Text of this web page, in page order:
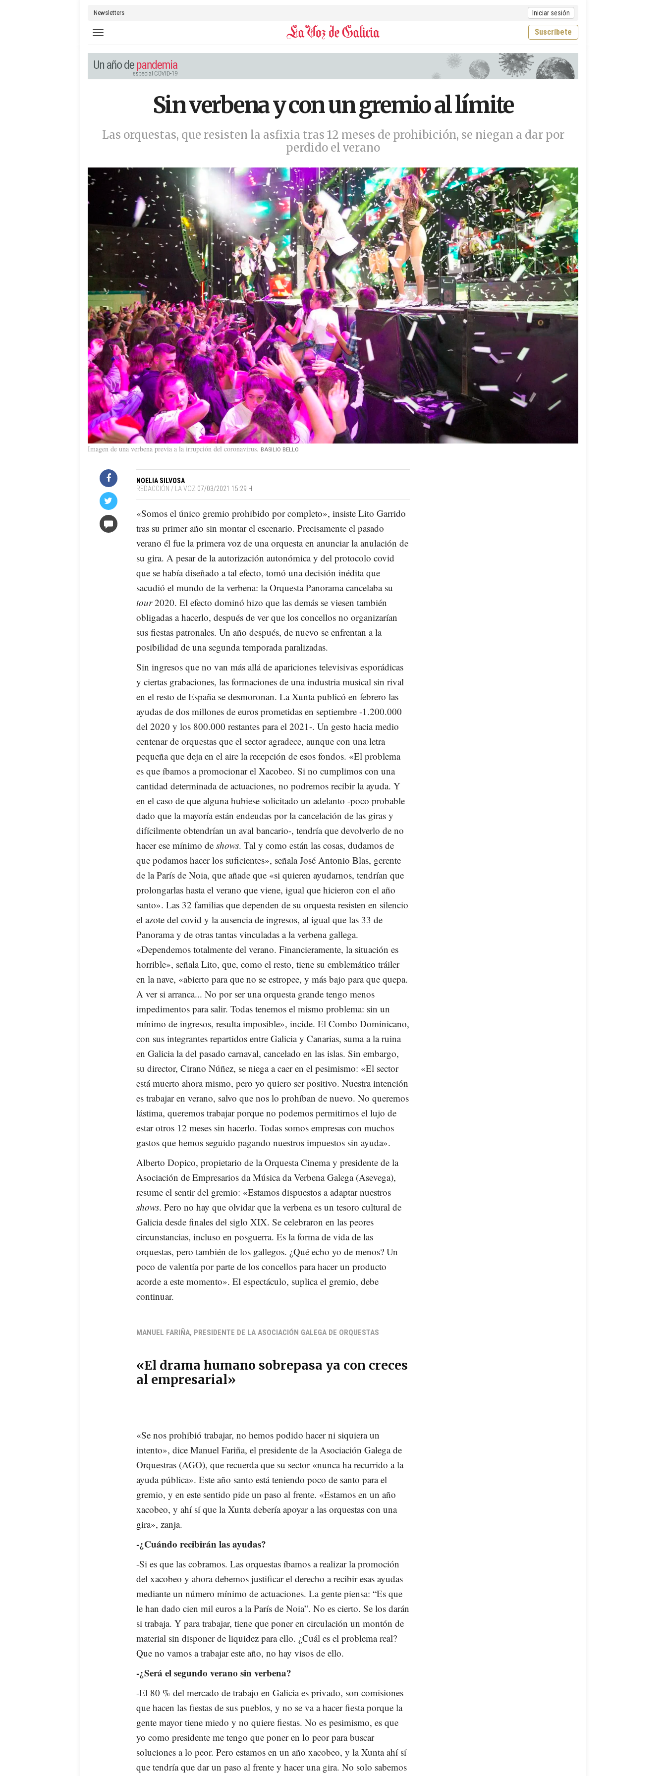
Newsletters Iniciar sesión
Toggle navigation Suscríbete
Sin verbena y con un gremio al límite
Las orquestas, que resisten la asfixia tras 12 meses de prohibición, se niegan a dar por
perdido el verano
Imagen de una verbena previa a la irrupción del coronavirus BASILIO BELLO
NOELIA SILVOSA
REDACCIÓN / LA VOZ 07/03/2021 15:29 H
«Somos el único gremio prohibido por completo», insiste Lito Garrido
tras su primer año sin montar el escenario. Precisamente el pasado
verano él fue la primera voz de una orquesta en anunciar la anulación de
su gira. A pesar de la autorización autonómica y del protocolo covid
que se había diseñado a tal efecto, tomó una decisión inédita que
sacudió el mundo de la verbena: la Orquesta Panorama cancelaba su
tour2020. El efecto dominó hizo que las demás se viesen también
obligadas a hacerlo, después de ver que los concellos no organizarían
sus fiestas patronales. Un año después, de nuevo se enfrentan a la
posibilidad de una segunda temporada paralizadas.
Sin ingresos que no van más allá de apariciones televisivas esporádicas
y ciertas grabaciones, las formaciones de una industria musical sin rival
en el resto de España se desmoronan. La Xunta publicó en febrero las
ayudas de dos millones de euros prometidas en septiembre -1.200.000
del 2020 y los 800.000 restantes para el 2021-. Un gesto hacia medio
centenar de orquestas que el sector agradece, aunque con una letra
pequeña que deja en el aire la recepción de esos fondos. «El problema
es que íbamos a promocionar el Xacobeo. Si no cumplimos con una
cantidad determinada de actuaciones, no podremos recibir la ayuda. Y
en el caso de que alguna hubiese solicitado un adelanto -poco probable
dado que la mayoría están endeudas por la cancelación de las giras y
difícilmente obtendrían un aval bancario-, tendría que devolverlo de no
hacer ese mínimo deshows. Tal y como están las cosas, dudamos de
que podamos hacer los suficientes», señala José Antonio Blas, gerente
de la París de Noia, que añade que «si quieren ayudarnos, tendrían que
prolongarlas hasta el verano que viene, igual que hicieron con el año
santo». Las 32 familias que dependen de su orquesta resisten en silencio
el azote del covid y la ausencia de ingresos, al igual que las 33 de
Panorama y de otras tantas vinculadas a la verbena gallega.
«Dependemos totalmente del verano. Financieramente, la situación es
horrible», señala Lito, que, como el resto, tiene su emblemático tráiler
en la nave, «abierto para que no se estropee, y más bajo para que quepa.
A ver si arranca... No por ser una orquesta grande tengo menos
impedimentos para salir. Todas tenemos el mismo problema: sin un
mínimo de ingresos, resulta imposible», incide. El Combo Dominicano,
con sus integrantes repartidos entre Galicia y Canarias, suma a la ruina
en Galicia la del pasado carnaval, cancelado en las islas. Sin embargo,
su director, Cirano Núñez, se niega a caer en el pesimismo: «El sector
está muerto ahora mismo, pero yo quiero ser positivo. Nuestra intención
es trabajar en verano, salvo que nos lo prohíban de nuevo. No queremos
lástima, queremos trabajar porque no podemos permitirnos el lujo de
estar otros 12 meses sin hacerlo. Todas somos empresas con muchos
gastos que hemos seguido pagando nuestros impuestos sin ayuda».
Alberto Dopico, propietario de la Orquesta Cinema y presidente de la
Asociación de Empresarios da Música da Verbena Galega (Asevega),
resume el sentir del gremio: «Estamos dispuestos a adaptar nuestros
shows. Pero no hay que olvidar que la verbena es un tesoro cultural de
Galicia desde finales del siglo XIX. Se celebraron en las peores
circunstancias, incluso en posguerra. Es la forma de vida de las
orquestas, pero también de los gallegos. ¿Qué echo yo de menos? Un
poco de valentía por parte de los concellos para hacer un producto
acorde a este momento». El espectáculo, suplica el gremio, debe
continuar.
MANUEL FARIÑA, PRESIDENTE DE LA ASOCIACIÓN GALEGA DE ORQUESTAS
«El drama humano sobrepasa ya con creces
al empresarial»
«Se nos prohibió trabajar, no hemos podido hacer ni siquiera un
intento», dice Manuel Fariña, el presidente de la Asociación Galega de
Orquestras (AGO), que recuerda que su sector «nunca ha recurrido a la
ayuda pública». Este año santo está teniendo poco de santo para el
gremio, y en este sentido pide un paso al frente. «Estamos en un año
xacobeo, y ahí sí que la Xunta debería apoyar a las orquestas con una
gira», zanja.
-¿Cuándo recibirán las ayudas?
-Si es que las cobramos. Las orquestas íbamos a realizar la promoción
del xacobeo y ahora debemos justificar el derecho a recibir esas ayudas
mediante un número mínimo de actuaciones. La gente piensa: “Es que
le han dado cien mil euros a la París de Noia”. No es cierto. Se los darán
si trabaja. Y para trabajar, tiene que poner en circulación un montón de
material sin disponer de liquidez para ello. ¿Cuál es el problema real?
Que no vamos a trabajar este año, no hay visos de ello.
-¿Será el segundo verano sin verbena?
-El 80 % del mercado de trabajo en Galicia es privado, son comisiones
que hacen las fiestas de sus pueblos, y no se va a hacer fiesta porque la
gente mayor tiene miedo y no quiere fiestas. No es pesimismo, es que
yo como presidente me tengo que poner en lo peor para buscar
soluciones a lo peor. Pero estamos en un año xacobeo, y la Xunta ahí sí
que tendría que dar un paso al frente y hacer una gira. No solo sabemos